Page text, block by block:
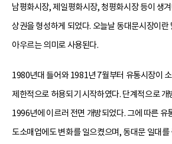
남평화시장, 제일평화시장, 청평화시장 등이 생
상권을 형성하게 되었다. 오늘날 동대문시장이란
아우르는 의미로 사용된다.
1980년대 들어와 1981년 7월부터 유통시장이
제한적으로 허용되기 시작하였다. 단계적으로
1996년에 이르러 전면 개방되었다. 그에 따른 유
도소매업에도 변화를 일으켰으며, 동대문 일대